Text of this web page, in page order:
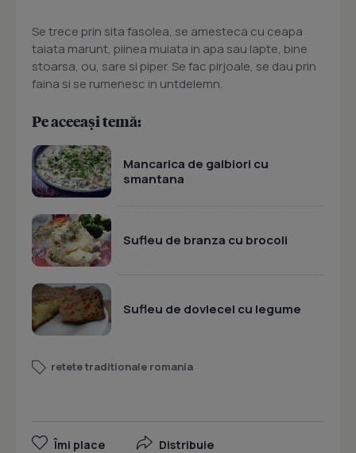
Se trece prin sita fasolea, se amesteca cu ceapa
taiata marunt, piinea muiata in apa sau lapte, bine
stoarsa, ou, sare si piper. Se fac pirjoale, se dau prin
faina si se rumenesc in untdelemn.
Pe aceeași temă:
Mancarica de galbiori cu
smantana
Sufleu de branza cu brocoli
Sufleu de dovlecel cu legume
retete traditionale romania
Îmi place Distribuie